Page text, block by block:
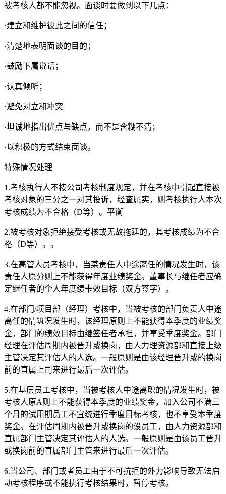
被考核人都不能忽视。面谈时要做到以下几点：
·建立和维护彼此之间的信任；
·清楚地表明面谈的目的；
·鼓励下属说话；
·认真倾听；
·避免对立和冲突
·坦诚地指出优点与缺点，而不是含糊不清；
·以积极的方式结束面谈。
特殊情况处理
1.考核执行人不按公司考核制度规定，并在考核中引起直接被
考核对象的三分之一对其投诉，经查属实，则考核执行人本次
考核成绩为不合格（D等）。平衡
2.被考核对象拒绝接受考核或无故拖延的，其考核成绩为不合
格（D等）。。
3.在高管人员考核中，当某责任人中途离任的情况发生时，该
责任人原分则上不能获得年度业绩奖金。董事长与继任者应确
定继任者的个人年度绩卡效目标（双方签字）。
4.在部门/项目部（经理）考核中，当被考核的部门负责人中途
离任的情筑况发生时，该经理原则上不能获得本季度的业绩奖
金，部门的绩效目标由继签任者承担，并享受季度奖金。部门
经理在评估周期内被晋升或换岗，由人力理资源部和直接上级
主管决定其评估人的人选。一般原则是由该经理晋升或的换岗
前的直属上司来进行最后一次评估。
5.在基层员工考核中，当被考核人中途离职的情况发生时，被
考核人原A则上不能获得本季度的业绩奖金，加入公司不满三
个月的试用期员工不宜统进行季度目标考核，也不享受本季度
奖金。在评估周期内被晋升或换岗的设员工，由人力资源部和
直属部门主管决定其评估人的人选。一般原则是由该员工晋升
或换岗前的直属部门主管来进行最后一次评估。
6.当公司、部门或者员工由于不可抗拒的外力影响导致无法启
动考核程序或不能执行考核结果时，暂停考核。